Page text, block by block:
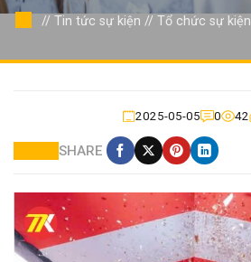
// Tin tức sự kiện // Tổ chức sự kiện
2025-05-05 0 42
SHARE